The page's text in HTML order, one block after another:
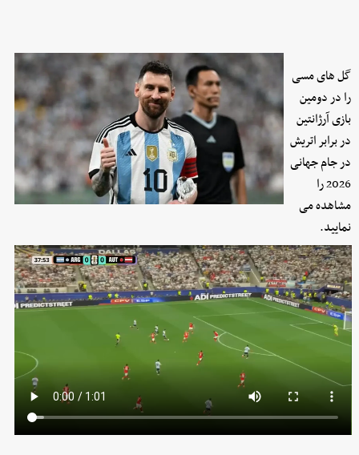
گل های مسی
را در دومین
بازی آرژانتین
در برابر اتریش
در جام جهانی
2026 را
مشاهده می
نمایید.